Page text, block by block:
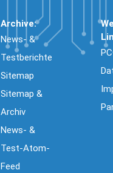
Archive:
News- &
Testberichte
Sitemap
Sitemap &
Archiv
News- &
Test-Atom-
Feed